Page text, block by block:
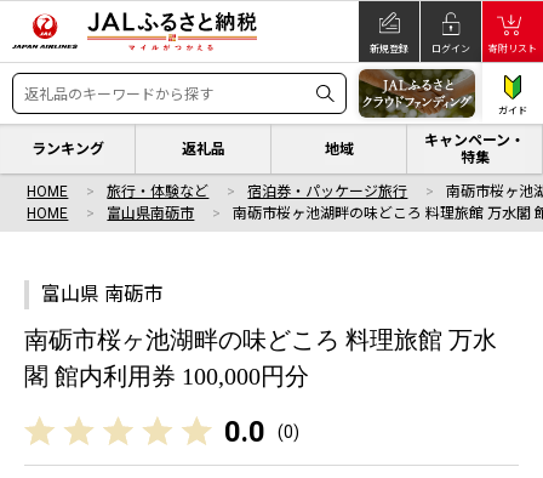
新規登録 ログイン 寄附リスト
ガイド
ランキング 返礼品 地域
キャンペーン・
特集
HOME 旅行・体験など 宿泊券・パッケージ旅行
南砺市桜ヶ池
HOME
富山県南砺市 南砺市桜ヶ池湖畔の味どころ 料理旅館 万水閣
富山県 南砺市
南砺市桜ヶ池湖畔の味どころ 料理旅館 万水
閣 館内利用券 100,000円分
0.0 (0)